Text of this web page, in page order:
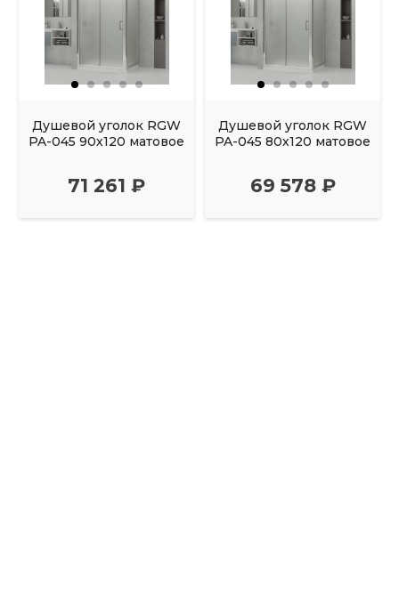
Душевой уголок RGW
PA-045 90х120 матовое
71 261 ₽
Душевой уголок RGW
PA-045 80х120 матовое
69 578 ₽